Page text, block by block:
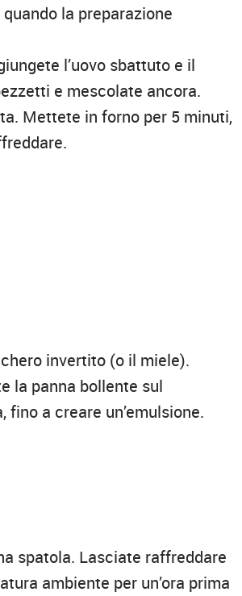
la preparazione
l’uovo sbattuto e il
e mescolate ancora.
Mettete in forno per 5 minuti,
invertito (o il miele).
la panna bollente sul
a creare un’emulsione.
spatola. Lasciate raffreddare
ambiente per un’ora prima